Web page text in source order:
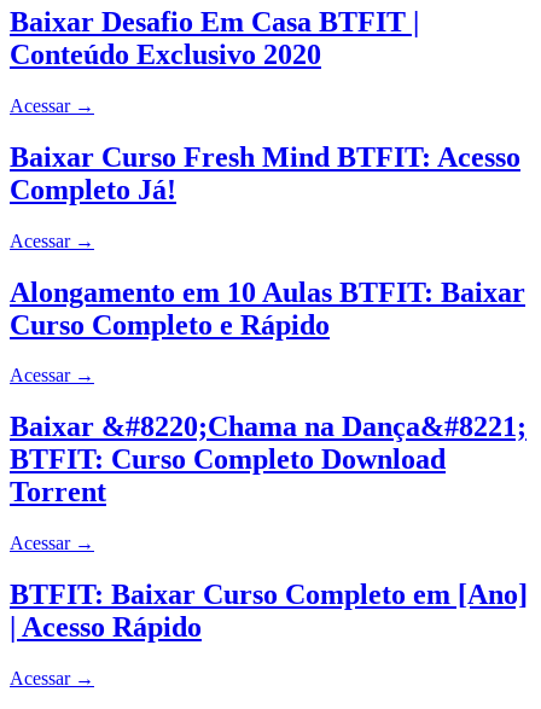
Baixar Desafio Em Casa BTFIT |
Conteúdo Exclusivo 2020
Acessar →
Baixar Curso Fresh Mind BTFIT: Acesso
Completo Já!
Acessar →
Alongamento em 10 Aulas BTFIT: Baixar
Curso Completo e Rápido
Acessar →
Baixar &#8220;Chama na Dança&#8221;
BTFIT: Curso Completo Download
Torrent
Acessar →
BTFIT: Baixar Curso Completo em [Ano]
| Acesso Rápido
Acessar →